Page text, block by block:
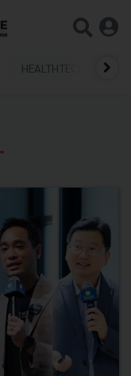
HEALTHTECH